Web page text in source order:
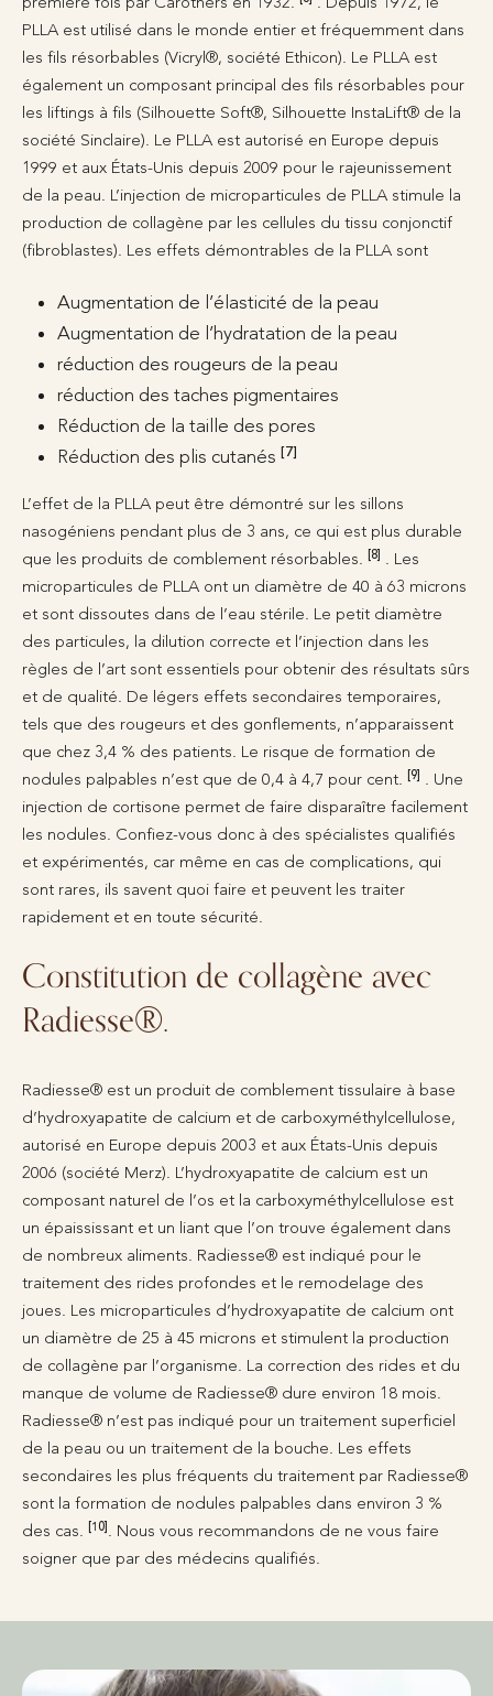
PLLA est utilisé dans le monde entier et fréquemment dans
les fils résorbables (Vicryl®, société Ethicon). Le PLLA est
également un composant principal des fils résorbables pour
les liftings à fils (Silhouette Soft®, Silhouette InstaLift® de la
société Sinclaire). Le PLLA est autorisé en Europe depuis
1999 et aux États-Unis depuis 2009 pour le rajeunissement
de la peau. L’injection de microparticules de PLLA stimule la
production de collagène par les cellules du tissu conjonctif
(fibroblastes). Les effets démontrables de la PLLA sont
Augmentation de l’élasticité de la peau
Augmentation de l’hydratation de la peau
réduction des rougeurs de la peau
réduction des taches pigmentaires
Réduction de la taille des pores
Réduction des plis cutanés [7]
L’effet de la PLLA peut être démontré sur les sillons
nasogéniens pendant plus de 3 ans, ce qui est plus durable
que les produits de comblement résorbables. [8] . Les
microparticules de PLLA ont un diamètre de 40 à 63 microns
et sont dissoutes dans de l’eau stérile. Le petit diamètre
des particules, la dilution correcte et l’injection dans les
règles de l’art sont essentiels pour obtenir des résultats sûrs
et de qualité. De légers effets secondaires temporaires,
tels que des rougeurs et des gonflements, n’apparaissent
que chez 3,4 % des patients. Le risque de formation de
nodules palpables n’est que de 0,4 à 4,7 pour cent. [9] . Une
injection de cortisone permet de faire disparaître facilement
les nodules. Confiez-vous donc à des spécialistes qualifiés
et expérimentés, car même en cas de complications, qui
sont rares, ils savent quoi faire et peuvent les traiter
rapidement et en toute sécurité.
Constitution de collagène avec
Radiesse®.
Radiesse® est un produit de comblement tissulaire à base
d’hydroxyapatite de calcium et de carboxyméthylcellulose,
autorisé en Europe depuis 2003 et aux États-Unis depuis
2006 (société Merz). L’hydroxyapatite de calcium est un
composant naturel de l’os et la carboxyméthylcellulose est
un épaississant et un liant que l’on trouve également dans
de nombreux aliments. Radiesse® est indiqué pour le
traitement des rides profondes et le remodelage des
joues. Les microparticules d’hydroxyapatite de calcium ont
un diamètre de 25 à 45 microns et stimulent la production
de collagène par l’organisme. La correction des rides et du
manque de volume de Radiesse® dure environ 18 mois.
Radiesse® n’est pas indiqué pour un traitement superficiel
de la peau ou un traitement de la bouche. Les effets
secondaires les plus fréquents du traitement par Radiesse®
sont la formation de nodules palpables dans environ 3 %
des cas. [10]. Nous vous recommandons de ne vous faire
soigner que par des médecins qualifiés.